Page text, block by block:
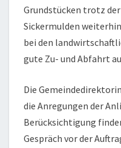
Grundstücken trotz
Sickermulden
bei den
gute Zu- und Abfahrt
Die
die Anregungen der
Berücksichtigung
Gespräch vor der